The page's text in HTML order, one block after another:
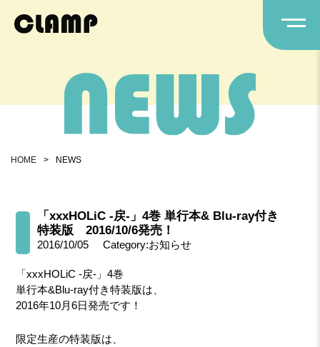
HOME > NEWS
「xxxHOLiC -戻-」4巻 単行本& Blu-ray付き
特装版 2016/10/6発売！
2016/10/05 Category:お知らせ
「xxxHOLiC -戻-」4巻
単行本&Blu-ray付き特装版は、
2016年10月6日発売です！
限定生産の特装版は、